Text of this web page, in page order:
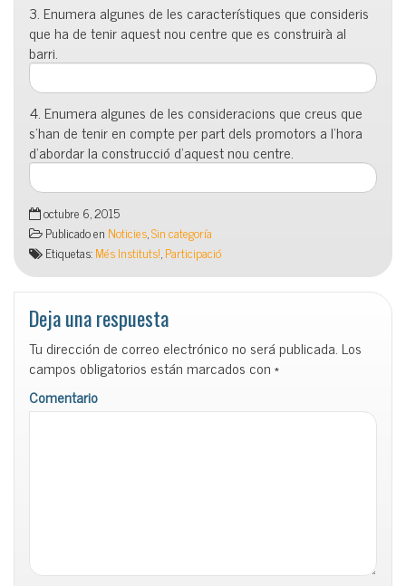
3. Enumera algunes de les característiques que consideris
que ha de tenir aquest nou centre que es construirà al
barri.
4. Enumera algunes de les consideracions que creus que
s’han de tenir en compte per part dels promotors a l’hora
d’abordar la construcció d’aquest nou centre.
octubre 6, 2015
Publicado en Noticies,Sin categoría
Etiquetas:Més Instituts!,Participació
Deja una respuesta
Tu dirección de correo electrónico no será publicada. Los
campos obligatorios están marcados con*
Comentario